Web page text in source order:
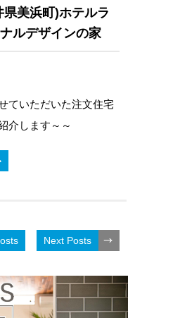
美浜町)ホテルラ
ルデザインの家
ていただいた注文住宅
介します～～
Next Posts